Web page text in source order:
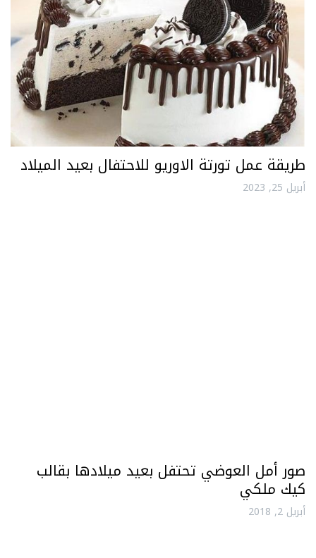
طريقة عمل تورتة الاوريو للاحتفال بعيد الميلاد
أبريل 25, 2023
صور أمل العوضي تحتفل بعيد ميلادها بقالب
كيك ملكي
أبريل 2, 2018